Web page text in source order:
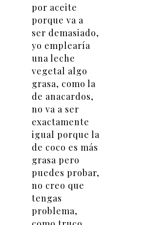
por aceite
porque va a
ser demasiado,
yo emplearía
una leche
vegetal algo
grasa, como la
de anacardos,
no va a ser
exactamente
igual porque la
de coco es más
grasa pero
puedes probar,
no creo que
tengas
problema,